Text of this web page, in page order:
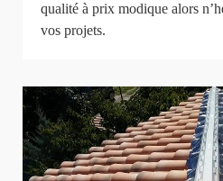
qualité à prix modique alors
vos projets.